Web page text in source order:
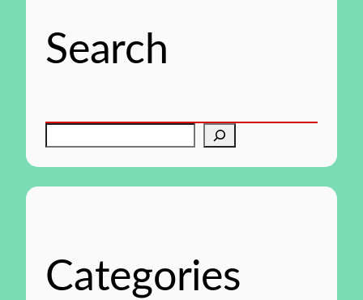
Search
aCategories